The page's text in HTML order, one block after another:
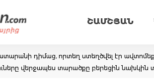
ՇԱՄՇՅԱՆ
դիմաց, որտեղ ստեղծվել էր
վերջապես տարածքը բերեցին